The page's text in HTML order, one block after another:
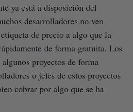
ya está a disposición del
desarrolladores no ven
de precio a algo que la
de forma gratuita. Los
proyectos de forma
o jefes de estos proyectos
cobrar por algo que se ha